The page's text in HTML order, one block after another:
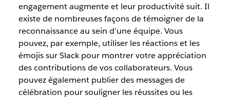
engagement augmente et leur productivité suit. Il
existe de nombreuses façons de témoigner de la
reconnaissance au sein d’une équipe. Vous
pouvez, par exemple, utiliser les réactions et les
émojis sur Slack pour montrer votre appréciation
des contributions de vos collaborateurs. Vous
pouvez également publier des messages de
célébration pour souligner les réussites ou les